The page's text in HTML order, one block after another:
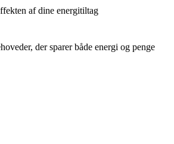
af dine energitiltag
der sparer både energi og penge